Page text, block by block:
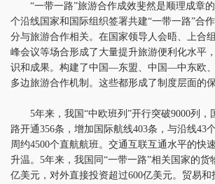
“一带一路”旅游合作成效斐然是顺理成章的
个沿线国家和国际组织签署共建“一带一路”合
分与旅游合作相关。在国家领导人会晤、上合
峰会议等场合形成了大量提升旅游便利化水平
识和成果。构建了中国—东盟、中国—中东欧
多边旅游合作机制。这些都形成了制度层面的保
5年来，我国“中欧班列”开行突破9000列，
路开通356条，增加国际航线403条，与沿线43
周约4500个直航航班。交通互联互通水平的快
升温。5年来，我国同“一带一路”相关国家的货
亿美元，对外直接投资超过600亿美元。贸易